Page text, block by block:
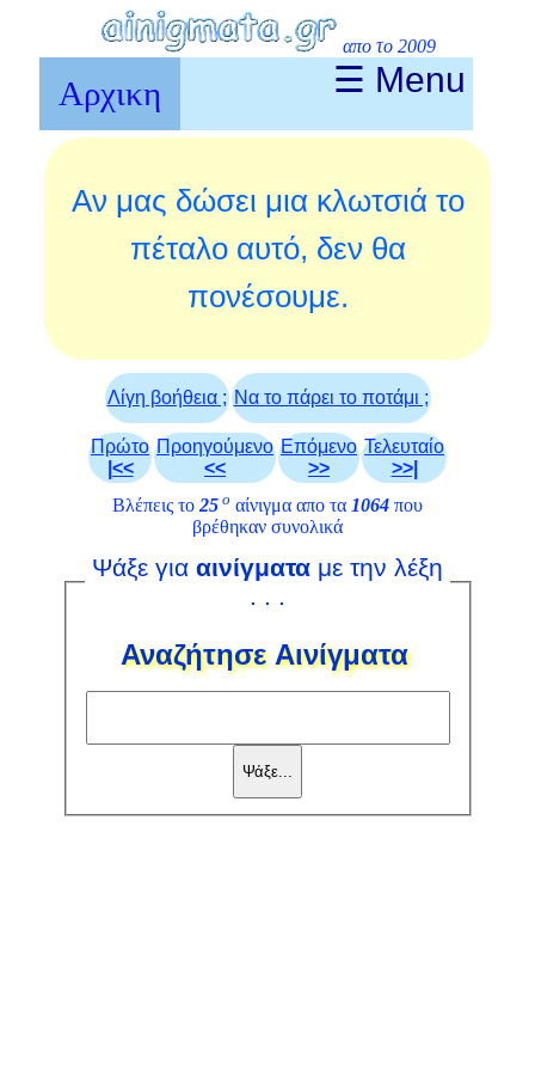
απο το 2009
Αρχικη ☰ Menu
Αν μας δώσει μια κλωτσιά το
πέταλο αυτό, δεν θα
πονέσουμε.
Λίγη βοήθεια ; Να το πάρει το ποτάμι ;
Πρώτο
|<<
Προηγούμενο
<<
Επόμενο
>>
Τελευταίο
>>|
Βλέπεις το 25 ο αίνιγμα απο τα 1064 που
βρέθηκαν συνολικά
Ψάξε για αινίγματα με την λέξη
. . .
Αναζήτησε Αινίγματα